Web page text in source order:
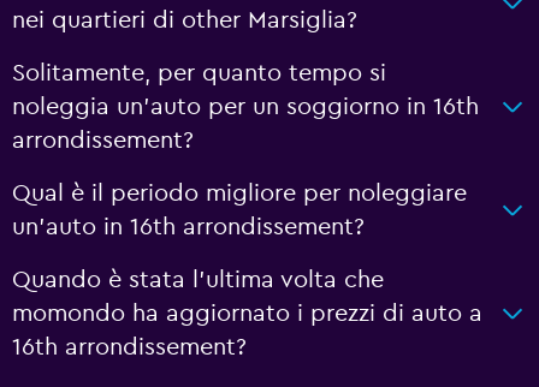
nei quartieri di other Marsiglia?
Solitamente, per quanto tempo si
noleggia un'auto per un soggiorno in 16th
arrondissement?
Qual è il periodo migliore per noleggiare
un'auto in 16th arrondissement?
Quando è stata l'ultima volta che
momondo ha aggiornato i prezzi di auto a
16th arrondissement?